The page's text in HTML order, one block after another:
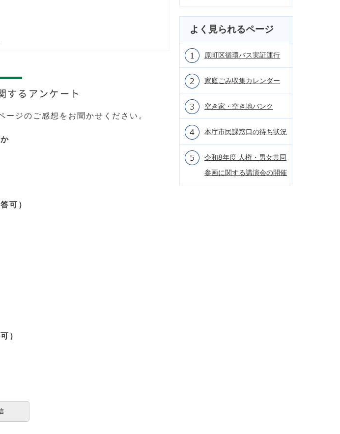
するアンケート
ジのご感想をお聞かせください。
可）
）
よく見られるページ
原町区循環バス実証運行
家庭ごみ収集カレンダー
空き家・空き地バンク
本庁市民課窓口の待ち状況
令和8年度 人権・男女共同
参画に関する講演会の開催